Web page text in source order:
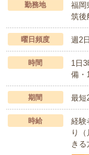
勤務地
福岡
筑後
曜日頻度 週2
時間
1日
備・
期間 最短
時給
経験
り
きる